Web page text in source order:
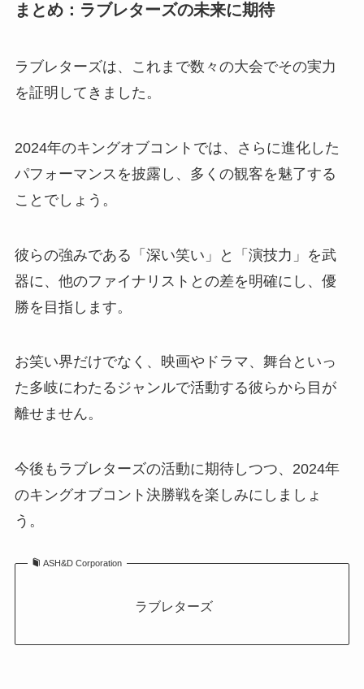
まとめ：ラブレターズの未来に期待
ラブレターズは、これまで数々の大会でその実力
を証明してきました。
2024年のキングオブコントでは、さらに進化した
パフォーマンスを披露し、多くの観客を魅了する
ことでしょう。
彼らの強みである「深い笑い」と「演技力」を武
器に、他のファイナリストとの差を明確にし、優
勝を目指します。
お笑い界だけでなく、映画やドラマ、舞台といっ
た多岐にわたるジャンルで活動する彼らから目が
離せません。
今後もラブレターズの活動に期待しつつ、2024年
のキングオブコント決勝戦を楽しみにしましょ
う。
ASH&D Corporation
ラブレターズ